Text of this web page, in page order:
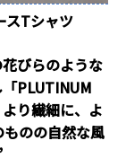
スTシャツ
びらのような
PLUTINUM
り繊細に、よ
のの自然な風